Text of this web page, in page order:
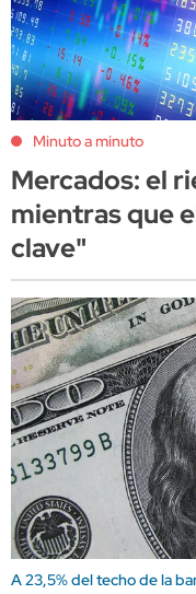
Minuto a minuto
Mercados: el
mientras que
clave"
A 23,5% del techo de la